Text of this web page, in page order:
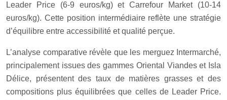
Leader Price (6-9 euros/kg) et Carrefour Market (10-14
euros/kg). Cette position intermédiaire reflète une stratégie
d’équilibre entre accessibilité et qualité perçue.
L’analyse comparative révèle que les merguez Intermarché,
principalement issues des gammes Oriental Viandes et Isla
Délice, présentent des taux de matières grasses et des
compositions plus équilibrées que celles de Leader Price.